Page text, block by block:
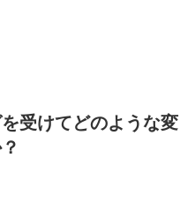
受けてどのような変